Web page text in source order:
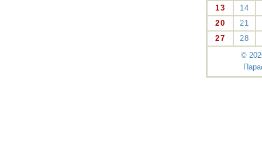
13
14
20
21
27
28
©